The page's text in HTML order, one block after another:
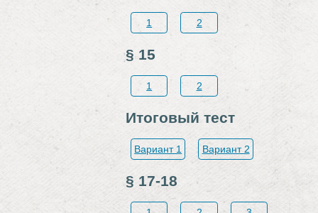
1 2
§ 15
1 2
Итоговый тест
Вариант 1 Вариант 2
§ 17-18